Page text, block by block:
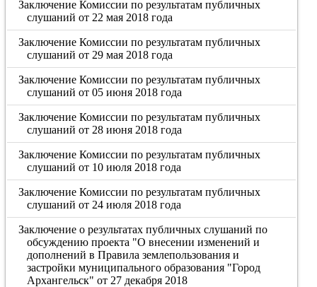
Заключение Комиссии по результатам публичных
слушаний от 22 мая 2018 года
Заключение Комиссии по результатам публичных
слушаний от 29 мая 2018 года
Заключение Комиссии по результатам публичных
слушаний от 05 июня 2018 года
Заключение Комиссии по результатам публичных
слушаний от 28 июня 2018 года
Заключение Комиссии по результатам публичных
слушаний от 10 июля 2018 года
Заключение Комиссии по результатам публичных
слушаний от 24 июля 2018 года
Заключение о результатах публичных слушаний по
обсуждению проекта "О внесении изменений и
дополнений в Правила землепользования и
застройки муниципального образования "Город
Архангельск" от 27 декабря 2018